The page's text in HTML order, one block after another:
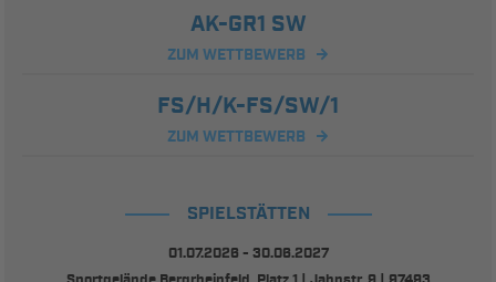
AK-GR1 SW
ZUM WETTBEWERB
FS/H/K-FS/SW/1
ZUM WETTBEWERB
SPIELSTÄTTEN
01.07.2026 - 30.06.2027